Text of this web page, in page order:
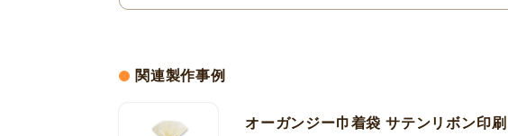
関連製作事例
オーガンジー巾着袋 サテンリボン印刷